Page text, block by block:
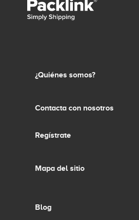
¿Quiénes somos?
Contacta con nosotros
Regístrate
Mapa del sitio
Blog